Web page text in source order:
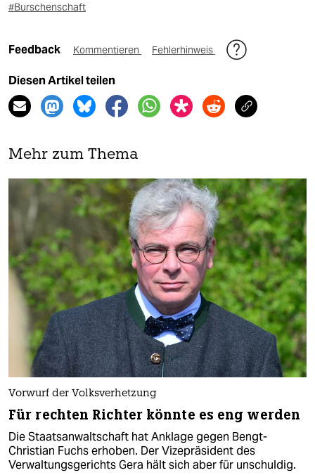
#Burschenschaft
Feedback Kommentieren Fehlerhinweis
Diesen Artikel teilen
Mehr zum Thema
Vorwurf der Volksverhetzung
Für rechten Richter könnte es eng werden
Die Staatsanwaltschaft hat Anklage gegen Bengt-
Christian Fuchs erhoben. Der Vizepräsident des
Verwaltungsgerichts Gera hält sich aber für unschuldig.